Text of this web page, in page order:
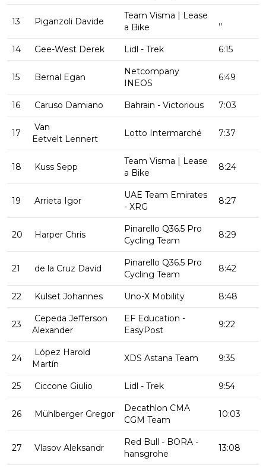
13 Piganzoli Davide
Team Visma | Lease
a Bike
,,
14 Gee-West Derek Lidl - Trek 6:15
15 Bernal Egan
Netcompany
INEOS
6:49
16 Caruso Damiano Bahrain - Victorious 7:03
17
Van
Eetvelt Lennert
Lotto Intermarché 7:37
18 Kuss Sepp
Team Visma | Lease
a Bike
8:24
19 Arrieta Igor
UAE Team Emirates
- XRG
8:27
20 Harper Chris
Pinarello Q36.5 Pro
Cycling Team
8:29
21 de la Cruz David
Pinarello Q36.5 Pro
Cycling Team
8:42
22 Kulset Johannes Uno-X Mobility 8:48
23
Cepeda Jefferson
Alexander
EF Education -
EasyPost
9:22
24
López Harold
Martín
XDS Astana Team 9:35
25 Ciccone Giulio Lidl - Trek 9:54
26 Mühlberger Gregor
Decathlon CMA
CGM Team
10:03
27 Vlasov Aleksandr
Red Bull - BORA -
hansgrohe
13:08